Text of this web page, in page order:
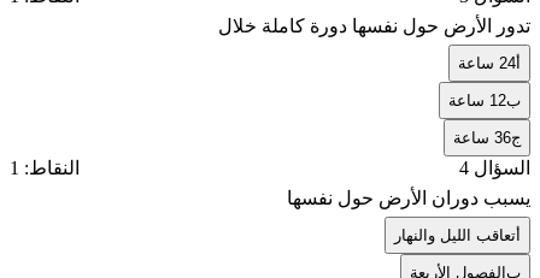
تدور الأرض حول نفسها دورة كاملة خلال
24 ساعة
ب12 ساعة
ج36 ساعة
السؤال 4
النقاط: 1
يسبب دوران الأرض حول نفسها
تعاقب الليل والنهار
بالفصول الأربعة